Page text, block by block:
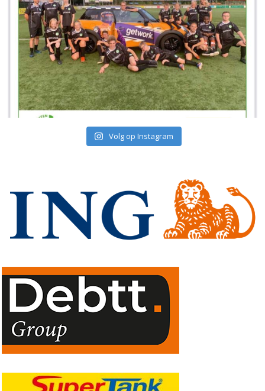
Volg op Instagram